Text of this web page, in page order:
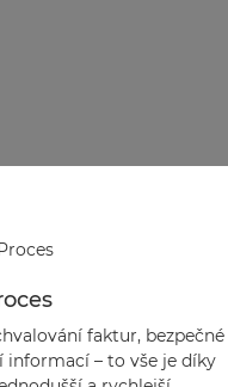
faktur, bezpečné
informací – to vše je díky